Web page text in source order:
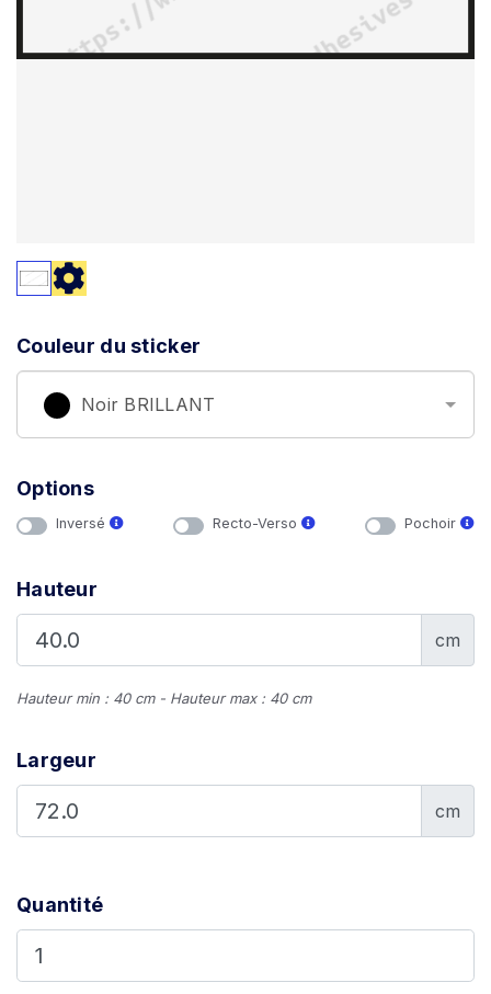
Couleur du sticker
Noir BRILLANT
Options
Inversé Recto-Verso Pochoir
Hauteur
cm
Hauteur min : 40 cm - Hauteur max : 40 cm
Largeur
cm
Quantité